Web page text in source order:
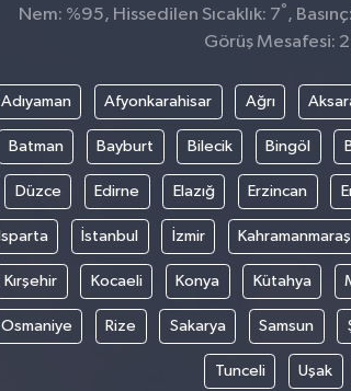
Nem: %95, Hissedilen Sıcaklık: 7° ,
Görüş Mesafesi:
Adıyaman Afyonkarahisar Ağrı
Batman Bayburt Bilecik Bingöl
Düzce Edirne Elazığ Erzincan
Isparta İstanbul İzmir Kahramanmaraş
Kırşehir Kocaeli Konya Kütahya
Osmaniye Rize Sakarya Samsun
Tunceli Uşak